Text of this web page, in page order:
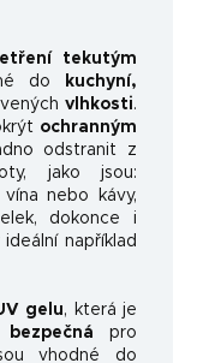
tekutým
do
kuchyní,
vlhkosti.
ochranným
odstranit z
jako jsou:
nebo kávy,
dokonce i
například
gelu, která je
bezpečná pro
vhodné do